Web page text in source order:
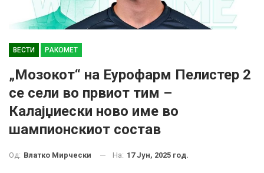
ВЕСТИ РАКОМЕТ
„Мозокот“ на Еурофарм Пелистер 2
се сели во првиот тим –
Калајџиески ново име во
шампионскиот состав
Од: Влатко Мирчески На: 17 Јун, 2025 год.